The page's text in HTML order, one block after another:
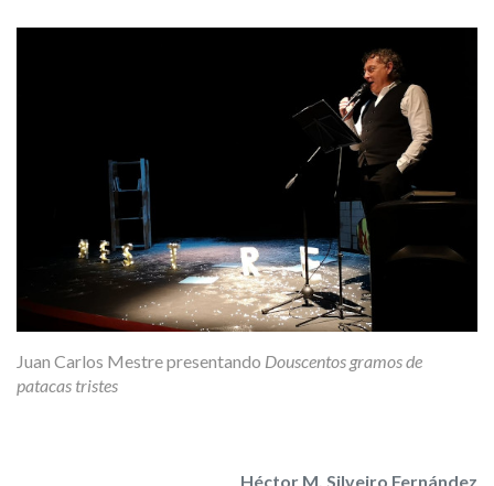
Juan Carlos Mestre presentando Douscentos gramos de
patacas tristes
Héctor M. Silveiro Fernández